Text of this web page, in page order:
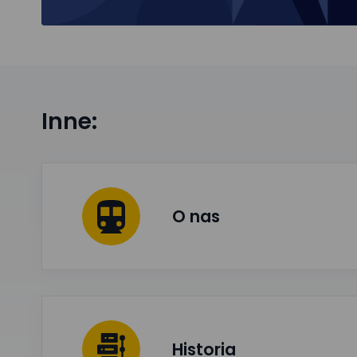
Inne:
O nas
Historia